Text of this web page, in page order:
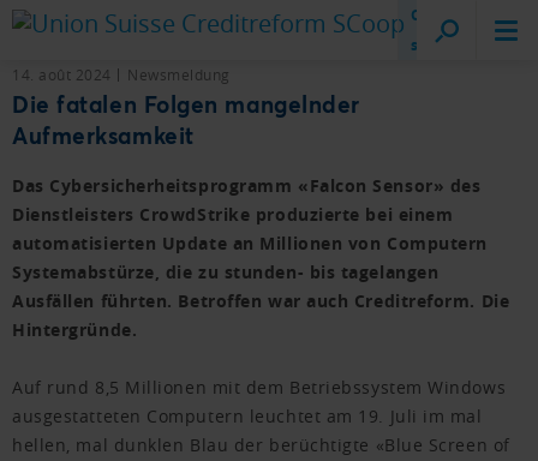
Creditreform
sur place
14. août 2024 Newsmeldung
Die fatalen Folgen mangelnder
Aufmerksamkeit
Das Cybersicherheitsprogramm «Falcon Sensor» des
Dienstleisters CrowdStrike produzierte bei einem
automatisierten Update an Millionen von Computern
Systemabstürze, die zu stunden- bis tagelangen
Ausfällen führten. Betroffen war auch Creditreform. Die
Hintergründe.
Auf rund 8,5 Millionen mit dem Betriebssystem Windows
ausgestatteten Computern leuchtet am 19. Juli im mal
hellen, mal dunklen Blau der berüchtigte «Blue Screen of